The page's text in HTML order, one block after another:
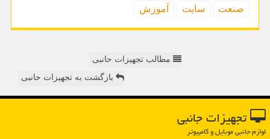
صنعت
سایت آموزش
مطالب تجهیزات حانبی
بازگشت به تجهیزات حانبی
تجهیزات جانبی
لوازم جانبی موبایل و کامپیوتر